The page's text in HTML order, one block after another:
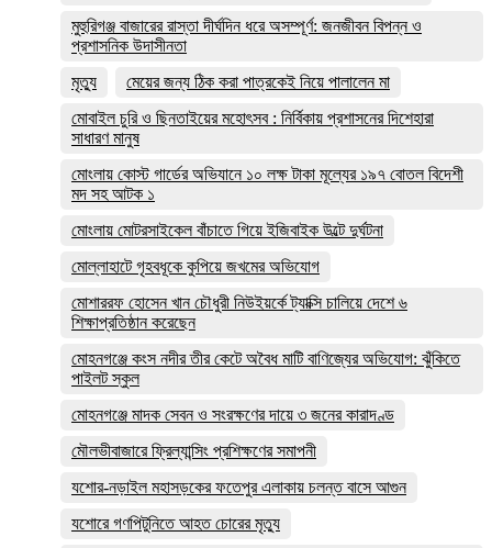
মুহুরিগঞ্জ বাজারের রাস্তা দীর্ঘদিন ধরে অসম্পূর্ণ: জনজীবন বিপন্ন ও
প্রশাসনিক উদাসীনতা
মৃত্যু
মেয়ের জন্য ঠিক করা পাত্রকেই নিয়ে পালালেন মা
মোবাইল চুরি ও ছিনতাইয়ের মহোৎসব : নির্বিকায় প্রশাসনের দিশেহারা
সাধারণ মানুষ
মোংলায় কোস্ট গার্ডের অভিযানে ১০ লক্ষ টাকা মূল্যের ১৯৭ বোতল বিদেশী
মদ সহ আটক ১
মোংলায় মোটরসাইকেল বাঁচাতে গিয়ে ইজিবাইক উল্টে দুর্ঘটনা
মোল্লাহাটে গৃহবধূকে কুপিয়ে জখমের অভিযোগ
মোশাররফ হোসেন খান চৌধুরী নিউইয়র্কে ট্যাক্সি চালিয়ে দেশে ৬
শিক্ষাপ্রতিষ্ঠান করেছেন
মোহনগঞ্জে কংস নদীর তীর কেটে অবৈধ মাটি বাণিজ্যের অভিযোগ: ঝুঁকিতে
পাইলট স্কুল
মোহনগঞ্জে মাদক সেবন ও সংরক্ষণের দায়ে ৩ জনের কারাদণ্ড
মৌলভীবাজারে ফ্রিল্যান্সিং প্রশিক্ষণের সমাপনী
যশোর-নড়াইল মহাসড়কের ফতেপুর এলাকায় চলন্ত বাসে আগুন
যশোরে গণপিটুনিতে আহত চোরের মৃত্যু